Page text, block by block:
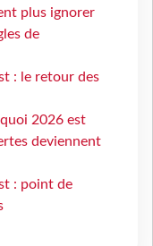
plus ignorer
de
: le retour des
2026 est
deviennent
: point de